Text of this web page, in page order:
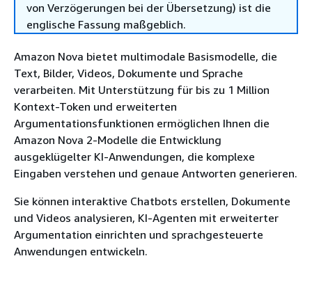
von Verzögerungen bei der Übersetzung) ist die
englische Fassung maßgeblich.
Amazon Nova bietet multimodale Basismodelle, die
Text, Bilder, Videos, Dokumente und Sprache
verarbeiten. Mit Unterstützung für bis zu 1 Million
Kontext-Token und erweiterten
Argumentationsfunktionen ermöglichen Ihnen die
Amazon Nova 2-Modelle die Entwicklung
ausgeklügelter KI-Anwendungen, die komplexe
Eingaben verstehen und genaue Antworten generieren.
Sie können interaktive Chatbots erstellen, Dokumente
und Videos analysieren, KI-Agenten mit erweiterter
Argumentation einrichten und sprachgesteuerte
Anwendungen entwickeln.